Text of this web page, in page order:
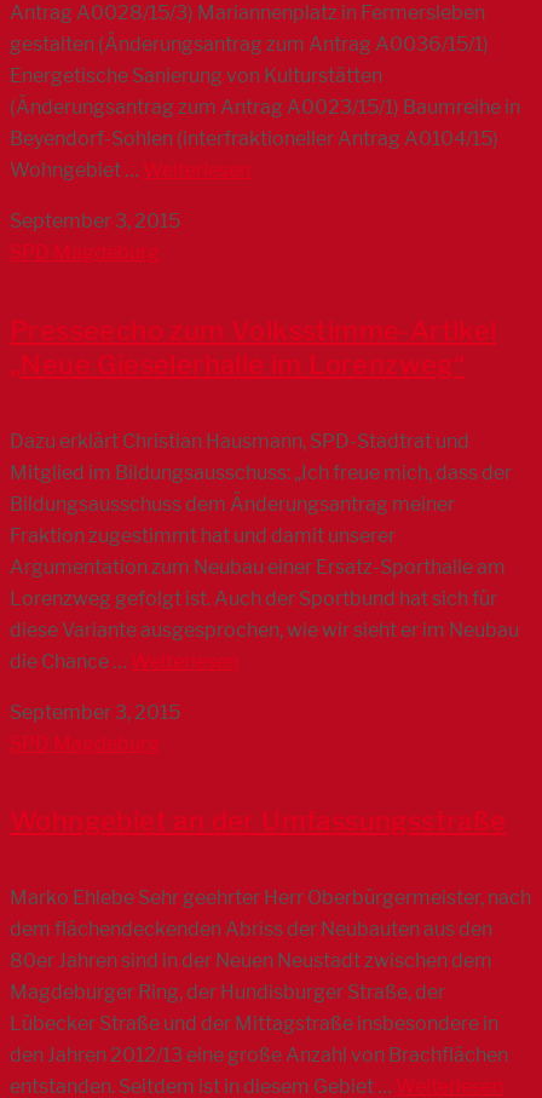
Antrag A0028/15/3) Mariannenplatz in Fermersleben
gestalten (Änderungsantrag zum Antrag A0036/15/1)
Energetische Sanierung von Kulturstätten
(Änderungsantrag zum Antrag A0023/15/1) Baumreihe in
Beyendorf-Sohlen (interfraktioneller Antrag A0104/15)
Wohngebiet … Weiterlesen
September 3, 2015
SPD Magdeburg
Presseecho zum Volksstimme-Artikel
„Neue Gieselerhalle im Lorenzweg“
Dazu erklärt Christian Hausmann, SPD-Stadtrat und
Mitglied im Bildungsausschuss: „Ich freue mich, dass der
Bildungsausschuss dem Änderungsantrag meiner
Fraktion zugestimmt hat und damit unserer
Argumentation zum Neubau einer Ersatz-Sporthalle am
Lorenzweg gefolgt ist. Auch der Sportbund hat sich für
diese Variante ausgesprochen, wie wir sieht er im Neubau
die Chance … Weiterlesen
September 3, 2015
SPD Magdeburg
Wohngebiet an der Umfassungsstraße
Marko Ehlebe Sehr geehrter Herr Oberbürgermeister, nach
dem flächendeckenden Abriss der Neubauten aus den
80er Jahren sind in der Neuen Neustadt zwischen dem
Magdeburger Ring, der Hundisburger Straße, der
Lübecker Straße und der Mittagstraße insbesondere in
den Jahren 2012/13 eine große Anzahl von Brachflächen
entstanden. Seitdem ist in diesem Gebiet … Weiterlesen